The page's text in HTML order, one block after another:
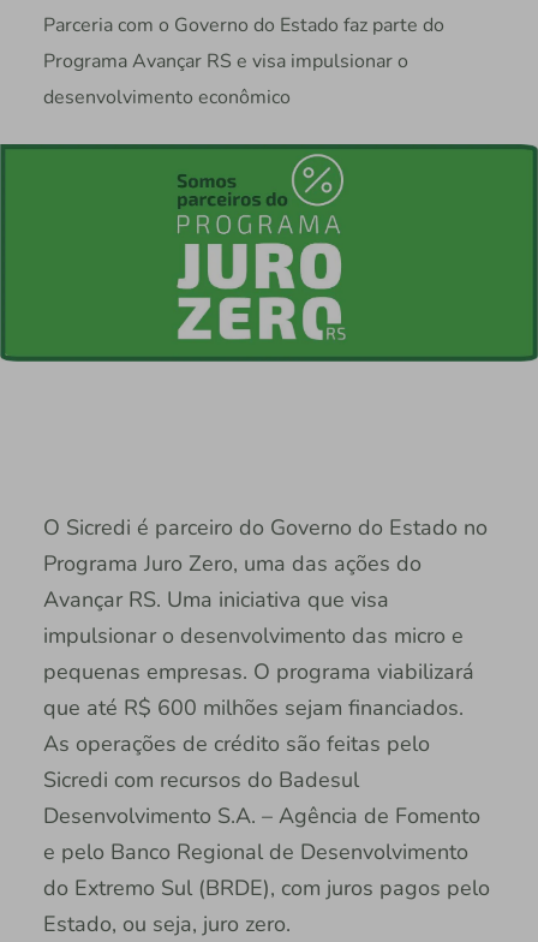
Parceria com o Governo do Estado faz parte do
Programa Avançar RS e visa impulsionar o
desenvolvimento econômico
O Sicredi é parceiro do Governo do Estado no
Programa Juro Zero, uma das ações do
Avançar RS. Uma iniciativa que visa
impulsionar o desenvolvimento das micro e
pequenas empresas. O programa viabilizará
que até R$ 600 milhões sejam financiados.
As operações de crédito são feitas pelo
Sicredi com recursos do Badesul
Desenvolvimento S.A. – Agência de Fomento
e pelo Banco Regional de Desenvolvimento
do Extremo Sul (BRDE), com juros pagos pelo
Estado, ou seja, juro zero.